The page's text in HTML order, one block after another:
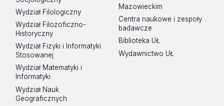
Wydział Filologiczny
Wydział Filozoficzno-
Historyczny
Wydział Fizyki i Informatyki
Stosowanej
Wydział Matematyki i
Informatyki
Wydział Nauk
Geograficznych
Mazowieckim
Centra naukowe i zespoły
badawcze
Biblioteka UŁ
Wydawnictwo UŁ